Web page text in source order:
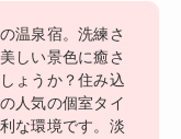
温泉宿。洗練さ
しい景色に癒さ
ょうか？住み込
人気の個室タイ
な環境です。淡